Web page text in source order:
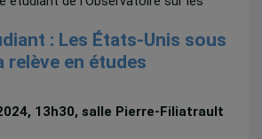
: Les États-Unis sous
relève en études
13h30, salle Pierre-Filiatrault